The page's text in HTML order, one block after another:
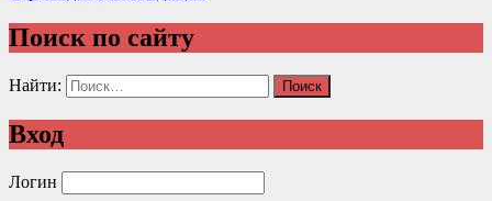
Поиск по сайту
Найти:
Вход
Логин